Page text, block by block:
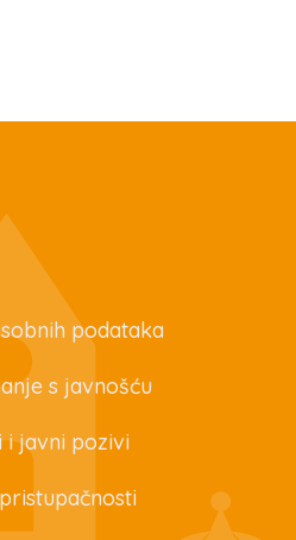
podataka
s javnošću
i javni pozivi